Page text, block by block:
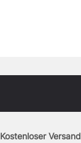
Kostenloser Versand